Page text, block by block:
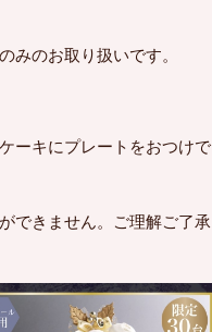
みのお取り扱いです。
ーキにプレートをおつけで
できません。ご理解ご了承